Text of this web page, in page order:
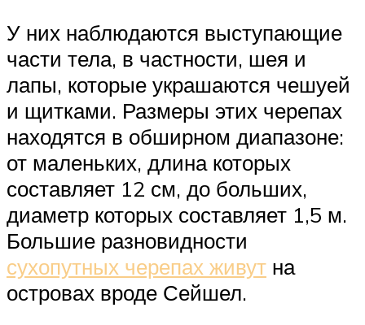
У них наблюдаются выступающие
части тела, в частности, шея и
лапы, которые украшаются чешуей
и щитками. Размеры этих черепах
находятся в обширном диапазоне:
от маленьких, длина которых
составляет 12 см, до больших,
диаметр которых составляет 1,5 м.
Большие разновидности
сухопутных черепах живут на
островах вроде Сейшел.